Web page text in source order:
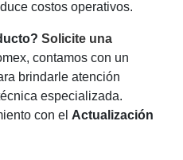
costos operativos.
Solicite una
contamos con un
brindarle atención
especializada.
con el Actualización